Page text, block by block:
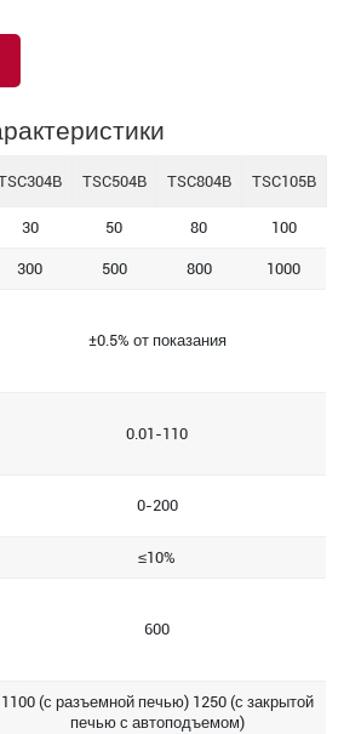
TSC504B TSC804B TSC105B
30 50 80 100
300 500 800 1000
±0.5% от показания
0.01-110
0-200
≤10%
600
1100 (с разъемной печью) 1250 (с закрытой
печью с автоподъемом)